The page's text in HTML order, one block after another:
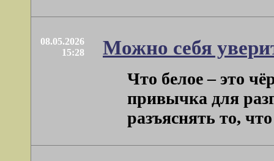
08.05.2026
15:28
Можно себя
Что белое – это
привычка для
разъяснять то,